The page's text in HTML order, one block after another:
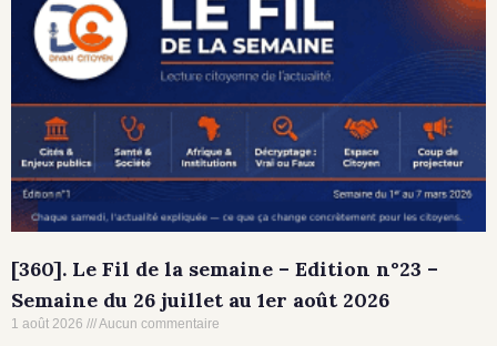
[360]. Le Fil de la semaine – Edition n°23 –
Semaine du 26 juillet au 1er août 2026
1 août 2026 Aucun commentaire